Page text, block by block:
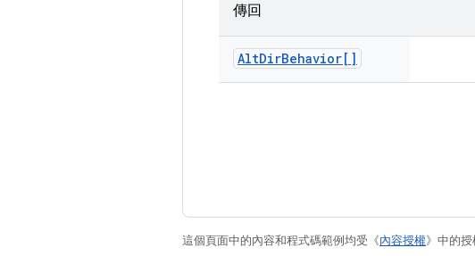
傳回
AltDirBehavior[]
這個頁面中的內容和程式碼範例均受《內容授權》中的